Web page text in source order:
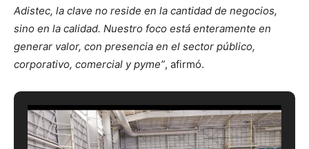
Adistec, la clave no reside en la cantidad de negocios,
sino en la calidad. Nuestro foco está enteramente en
generar valor, con presencia en el sector público,
corporativo, comercial y pyme”, afirmó.